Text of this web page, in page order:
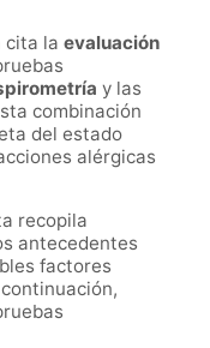
cita la evaluación
y las
combinación
del estado
alérgicas
recopila
antecedentes
factores